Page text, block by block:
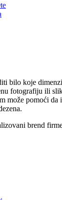
bilo koje
fotografiju ili
može pomoći da
brend